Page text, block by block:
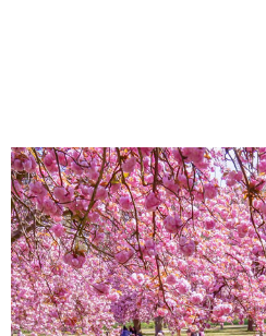
About